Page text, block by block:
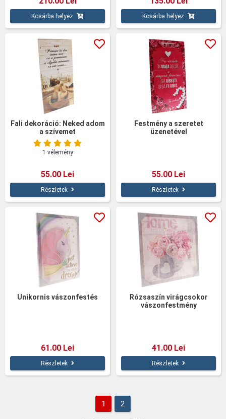
Kosárba helyez Kosárba helyez
Fali dekoráció: Neked adom
a szívemet
1 vélemény
55.00 Lei
Részletek
Festmény a szeretet
üzenetével
55.00 Lei
Részletek
Unikornis vászonfestés
61.00 Lei
Részletek
Rózsaszín virágcsokor
vászonfestmény
41.00 Lei
Részletek
1 2